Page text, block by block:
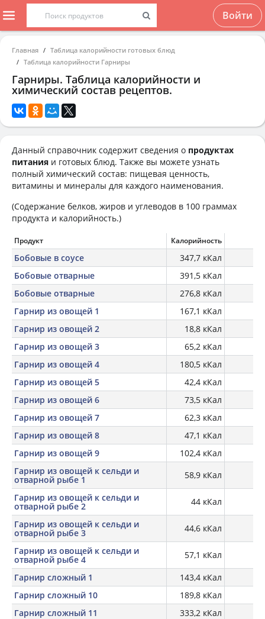
Войти
Главная
Таблица калорийности готовых блюд
Таблица калорийности Гарниры
Гарниры. Таблица калорийности и
химический состав рецептов.
Данный справочник содержит сведения о продуктах
питания и готовых блюд. Также вы можете узнать
полный химический состав: пищевая ценность,
витамины и минералы для каждого наименования.
(Содержание белков, жиров и углеводов в 100 граммах
продукта и калорийность.)
Продукт Калорийность
Бобовые в соусе 347,7 кКал
Бобовые отварные
391,5 кКал
Бобовые отварные
276,8 кКал
Гарнир из овощей 1
167,1 кКал
Гарнир из овощей 2
18,8 кКал
Гарнир из овощей 3
65,2 кКал
Гарнир из овощей 4
180,5 кКал
Гарнир из овощей 5
42,4 кКал
Гарнир из овощей 6
73,5 кКал
Гарнир из овощей 7
62,3 кКал
Гарнир из овощей 8
47,1 кКал
Гарнир из овощей 9
102,4 кКал
Гарнир из овощей к сельди и
отварной рыбе 1 58,9 кКал
Гарнир из овощей к сельди и
отварной рыбе 2
44 кКал
Гарнир из овощей к сельди и
отварной рыбе 3
44,6 кКал
Гарнир из овощей к сельди и
отварной рыбе 4 57,1 кКал
Гарнир сложный 1
143,4 кКал
Гарнир сложный 10
189,8 кКал
Гарнир сложный 11
333,2 кКал